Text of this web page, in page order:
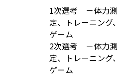
1次選考 －体力測
定、トレーニング、
ゲーム
2次選考 －体力測
定、トレーニング、
ゲーム